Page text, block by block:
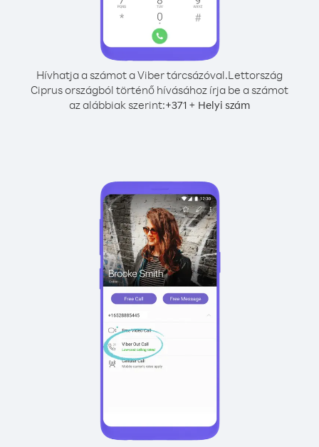
Hívhatja a számot a Viber tárcsázóval.Lettország
Ciprus országból történő hívásához írja be a számot
az alábbiak szerint:+371 + Helyi szám